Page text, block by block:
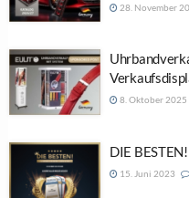
28. November
8. Oktober 2025
DIE
15. Juni 2023